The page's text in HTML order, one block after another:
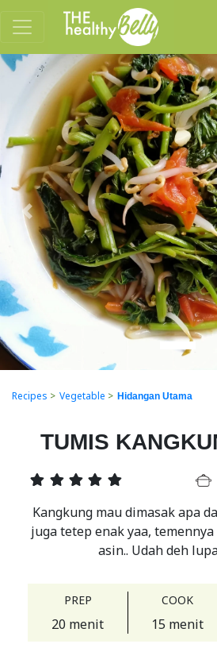
Previous
Recipes > Vegetable > Hidangan Utama
TUMIS
Kangkung mau dimasak apa
juga tetep enak yaa,
asin.. Udah deh
PREP
20 menit
COOK
15 menit